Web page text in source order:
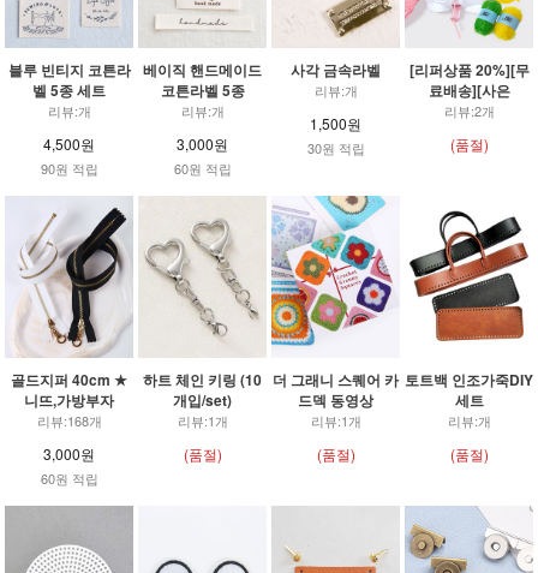
블루 빈티지 코튼라
벨 5종 세트
리뷰:개
4,500원
90원 적립
베이직 핸드메이드
코튼라벨 5종
리뷰:개
3,000원
60원 적립
사각 금속라벨
리뷰:개
1,500원
30원 적립
[리퍼상품 20%][무
료배송][사은
리뷰:2개
(품절)
골드지퍼 40cm ★
니뜨,가방부자
리뷰:168개
3,000원
60원 적립
하트 체인 키링 (10
개입/set)
리뷰:1개
(품절)
더 그래니 스퀘어 카
드덱 동영상
리뷰:1개
(품절)
토트백 인조가죽DIY
세트
리뷰:개
(품절)